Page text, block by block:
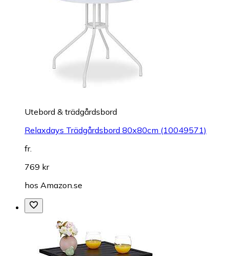
Utebord & trädgårdsbord
Relaxdays Trädgårdsbord 80x80cm (10049571)
fr.
769 kr
hos Amazon.se